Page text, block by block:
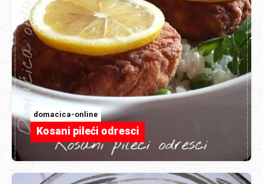
domacica-online
Kosani pileći odresci